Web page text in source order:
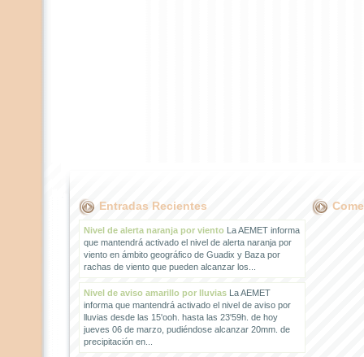
Entradas Recientes
Nivel de alerta naranja por vientoLa AEMET informa
que mantendrá activado el nivel de alerta naranja por
viento en ámbito geográfico de Guadix y Baza por
rachas de viento que pueden alcanzar los...
Nivel de aviso amarillo por lluviasLa AEMET
informa que mantendrá activado el nivel de aviso por
lluvias desde las 15'ooh. hasta las 23'59h. de hoy
jueves 06 de marzo, pudiéndose alcanzar 20mm. de
precipitación en...